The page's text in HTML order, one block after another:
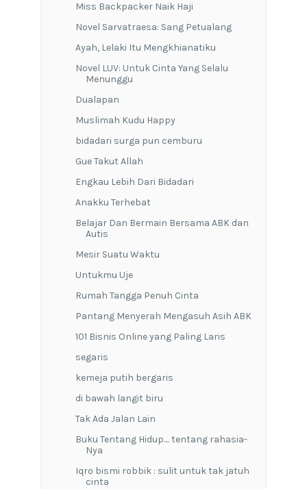
Miss Backpacker Naik Haji
Novel Sarvatraesa: Sang Petualang
Ayah, Lelaki Itu Mengkhianatiku
Novel LUV: Untuk Cinta Yang Selalu
Menunggu
Dualapan
Muslimah Kudu Happy
bidadari surga pun cemburu
Gue Takut Allah
Engkau Lebih Dari Bidadari
Anakku Terhebat
Belajar Dan Bermain Bersama ABK dan
Autis
Mesir Suatu Waktu
Untukmu Uje
Rumah Tangga Penuh Cinta
Pantang Menyerah Mengasuh Asih ABK
101 Bisnis Online yang Paling Laris
segaris
kemeja putih bergaris
di bawah langit biru
Tak Ada Jalan Lain
Buku Tentang Hidup.... tentang rahasia-
Nya
Iqro bismi robbik : sulit untuk tak jatuh
cinta